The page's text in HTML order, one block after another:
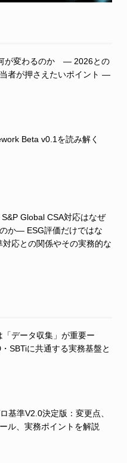
が変わるのか ― 2026との
者が押さえたいポイント ―
Beta v0.1を読み解く
S&P Global CSA対応はなぜ
か― ESG評価だけではな
対応との関係やその実務的な
データ収集」が重要ー
SBTiに共通する実務基盤と
基準V2.0決定版：変更点、
ル、実務ポイントを解説